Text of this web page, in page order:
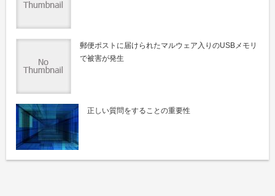
郵便ポストに届けられたマルウェア入りのUSBメモリ
で被害が発生
正しい質問をすることの重要性